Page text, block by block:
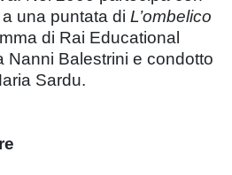
a una puntata di L’ombelico
di Rai Educational
Nanni Balestrini e condotto
Sardu.